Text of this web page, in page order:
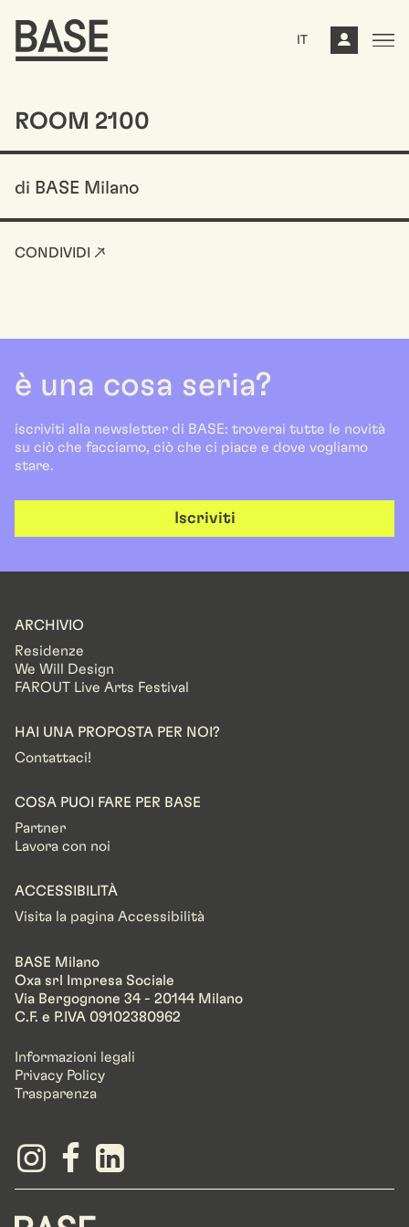
IT
ROOM 2100
di BASE Milano
CONDIVIDI ↗
è una cosa seria?
iscriviti alla newsletter di BASE: troverai tutte le novità
su ciò che facciamo, ciò che ci piace e dove vogliamo
stare.
Iscriviti
ARCHIVIO
Residenze
We Will Design
FAROUT Live Arts Festival
HAI UNA PROPOSTA PER NOI?
Contattaci!
COSA PUOI FARE PER BASE
Partner
Lavora con noi
ACCESSIBILITÀ
Visita la pagina Accessibilità
BASE Milano
Oxa srl Impresa Sociale
Via Bergognone 34 - 20144 Milano
C.F. e P.IVA 09102380962
Informazioni legali
Privacy Policy
Trasparenza